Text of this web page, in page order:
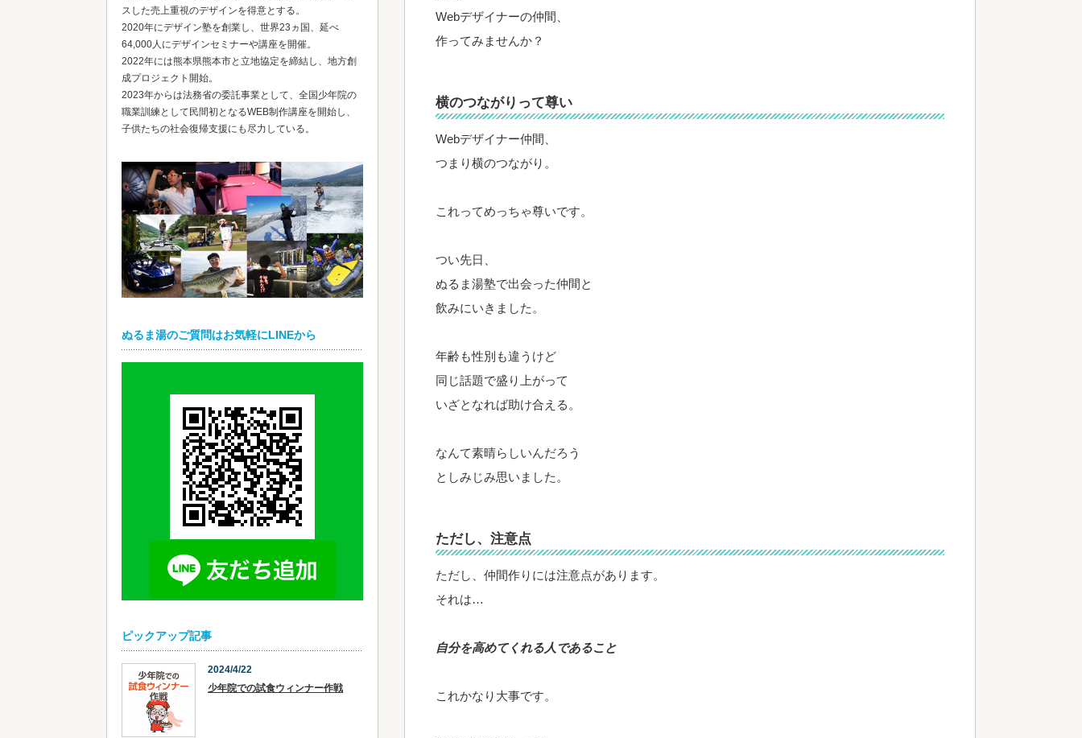
Webデザイナーの仲間、
作ってみませんか？
横のつながりって尊い
Webデザイナー仲間、
つまり横のつながり。
これってめっちゃ尊いです。
つい先日、
ぬるま湯塾で出会った仲間と
飲みにいきました。
年齢も性別も違うけど
同じ話題で盛り上がって
いざとなれば助け合える。
なんて素晴らしいんだろう
としみじみ思いました。
ただし、注意点
ただし、仲間作りには注意点があります。
それは…
自分を高めてくれる人であること
これかなり大事です。
スした売上重視のデザインを得意とする。
2020年にデザイン塾を創業し、世界23ヵ国、延べ
64,000人にデザインセミナーや講座を開催。
2022年には熊本県熊本市と立地協定を締結し、地方創
成プロジェクト開始。
2023年からは法務省の委託事業として、全国少年院の
職業訓練として民間初となるWEB制作講座を開始し、
子供たちの社会復帰支援にも尽力している。
ぬるま湯のご質問はお気軽にLINEから
ピックアップ記事
2024/4/22
少年院での試食ウィンナー作戦